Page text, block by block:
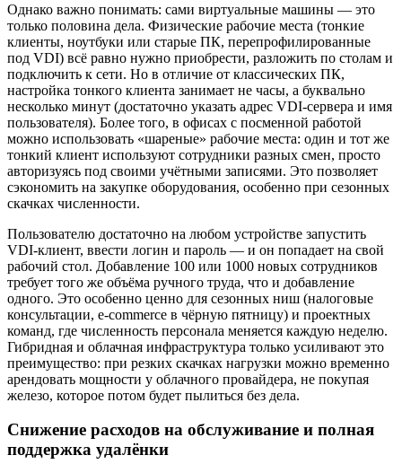
Однако важно понимать: сами виртуальные машины — это
только половина дела. Физические рабочие места (тонкие
клиенты, ноутбуки или старые ПК, перепрофилированные
под VDI) всё равно нужно приобрести, разложить по столам и
подключить к сети. Но в отличие от классических ПК,
настройка тонкого клиента занимает не часы, а буквально
несколько минут (достаточно указать адрес VDI-сервера и имя
пользователя). Более того, в офисах с посменной работой
можно использовать «шареные» рабочие места: один и тот же
тонкий клиент используют сотрудники разных смен, просто
авторизуясь под своими учётными записями. Это позволяет
сэкономить на закупке оборудования, особенно при сезонных
скачках численности.
Пользователю достаточно на любом устройстве запустить
VDI-клиент, ввести логин и пароль — и он попадает на свой
рабочий стол. Добавление 100 или 1000 новых сотрудников
требует того же объёма ручного труда, что и добавление
одного. Это особенно ценно для сезонных ниш (налоговые
консультации, e-commerce в чёрную пятницу) и проектных
команд, где численность персонала меняется каждую неделю.
Гибридная и облачная инфраструктура только усиливают это
преимущество: при резких скачках нагрузки можно временно
арендовать мощности у облачного провайдера, не покупая
железо, которое потом будет пылиться без дела.
Снижение расходов на обслуживание и полная
поддержка удалёнки